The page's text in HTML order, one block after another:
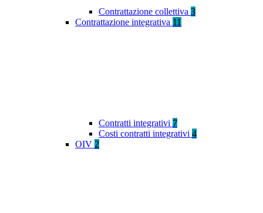
Contrattazione collettiva 3
Contrattazione integrativa 11
Contratti integrativi 7
Costi contratti integrativi 4
OIV 2